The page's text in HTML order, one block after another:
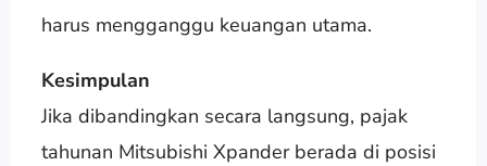
harus mengganggu keuangan utama.
Kesimpulan
Jika dibandingkan secara langsung, pajak
tahunan Mitsubishi Xpander berada di posisi